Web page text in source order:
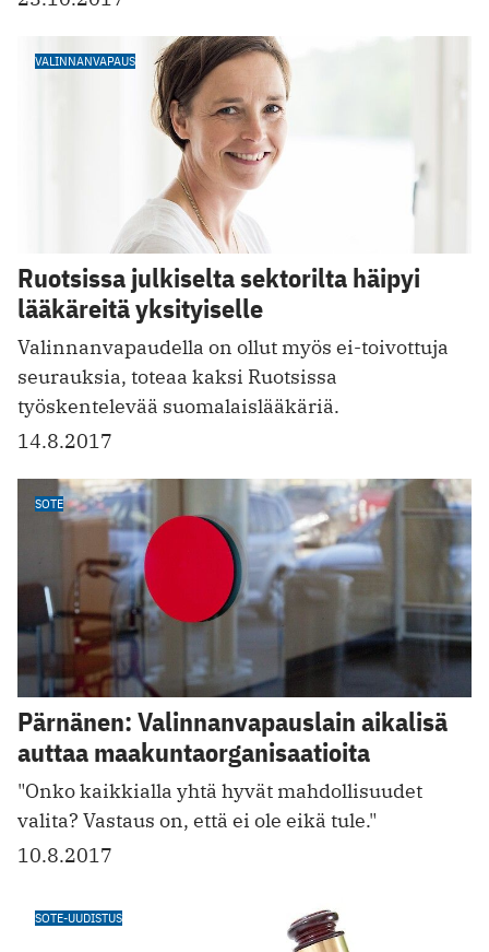
VALINNANVAPAUS
Ruotsissa julkiselta sektorilta häipyi
lääkäreitä yksityiselle
Valinnanvapaudella on ollut myös ei-toivottuja
seurauksia, toteaa kaksi Ruotsissa
työskentelevää suomalaislääkäriä.
14.8.2017
SOTE
Pärnänen: Valinnanvapauslain aikalisä
auttaa maakuntaorganisaatioita
"Onko kaikkialla yhtä hyvät mahdollisuudet
valita? Vastaus on, että ei ole eikä tule."
10.8.2017
SOTE-UUDISTUS